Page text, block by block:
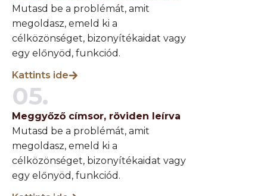
Mutasd be a problémát, amit
megoldasz, emeld ki a
célközönséget, bizonyítékaidat vagy
egy előnyöd, funkciód.
Kattints ide
05.
Meggyőző címsor, röviden leírva
Mutasd be a problémát, amit
megoldasz, emeld ki a
célközönséget, bizonyítékaidat vagy
egy előnyöd, funkciód.